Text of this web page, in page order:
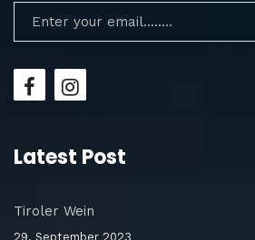
Latest Post
Tiroler Wein
29. September 2023